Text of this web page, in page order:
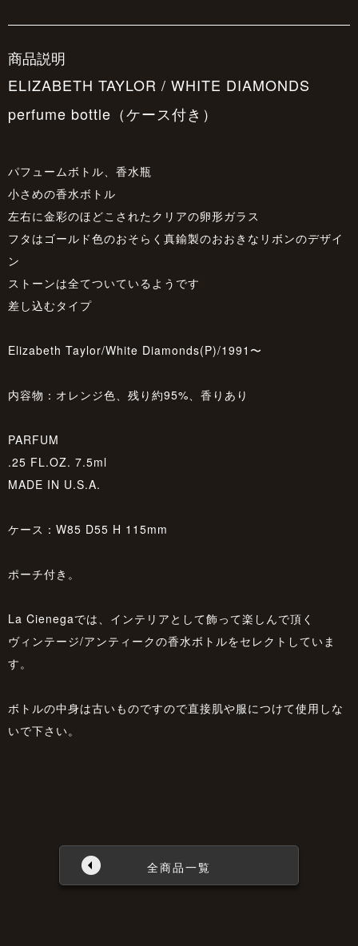
商品説明
ELIZABETH TAYLOR / WHITE DIAMONDS
perfume bottle（ケース付き）
パフュームボトル、香水瓶
小さめの香水ボトル
左右に金彩のほどこされたクリアの卵形ガラス
フタはゴールド色のおそらく真鍮製のおおきなリボンのデザイ
ン
ストーンは全てついているようです
差し込むタイプ
Elizabeth Taylor/White Diamonds(P)/1991〜
内容物：オレンジ色、残り約95%、香りあり
PARFUM
.25 FL.OZ. 7.5ml
MADE IN U.S.A.
ケース：W85 D55 H 115mm
ポーチ付き。
La Cienegaでは、インテリアとして飾って楽しんで頂く
ヴィンテージ/アンティークの香水ボトルをセレクトしていま
す。
ボトルの中身は古いものですので直接肌や服につけて使用しな
いで下さい。
全商品一覧